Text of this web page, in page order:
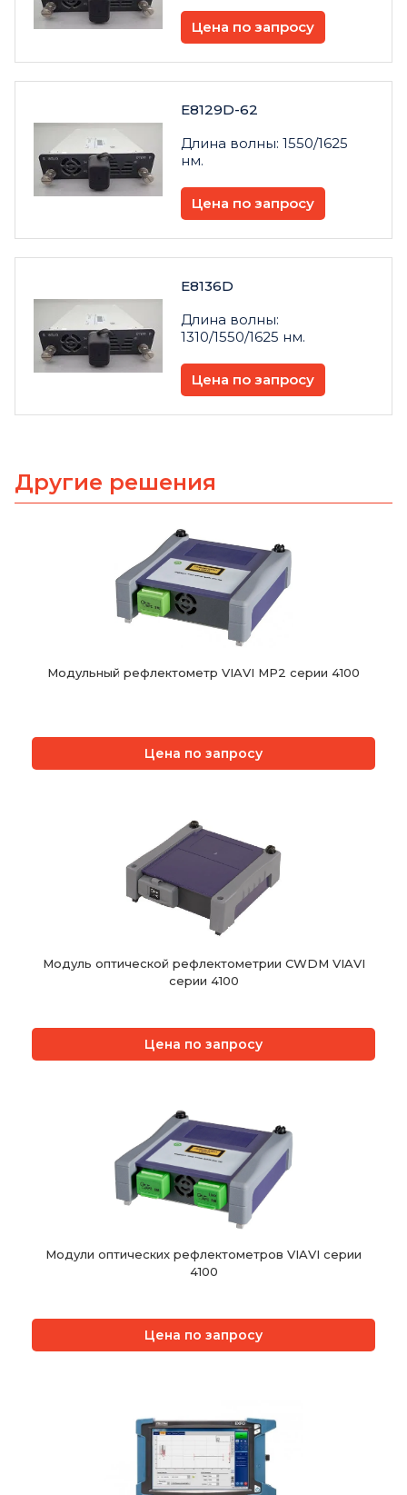
Цена по запросу
E8129D-62
Длина волны: 1550/1625
нм.
Цена по запросу
E8136D
Длина волны:
1310/1550/1625 нм.
Цена по запросу
Другие решения
Модульный рефлектометр VIAVI MP2 серии 4100
Цена по запросу
Модуль оптической рефлектометрии CWDM VIAVI
cерии 4100
Цена по запросу
Модули оптических рефлектометров VIAVI серии
4100
Цена по запросу